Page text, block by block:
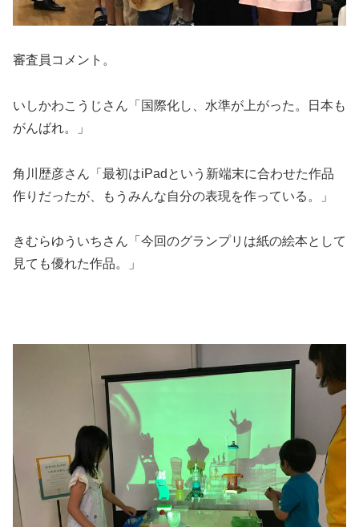
審査員コメント。
いしかわこうじさん「国際化し、水準が上がった。日本も
がんばれ。」
角川歴彦さん「最初はiPadという新端末に合わせた作品
作りだったが、もうみんな自分の表現を作っている。」
きむらゆういちさん「今回のグランプリは紙の絵本として
見ても優れた作品。」